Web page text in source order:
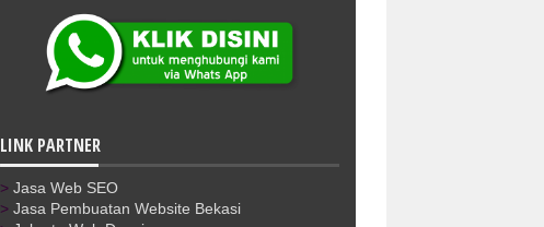
LINK PARTNER
> Jasa Web SEO
> Jasa Pembuatan Website Bekasi